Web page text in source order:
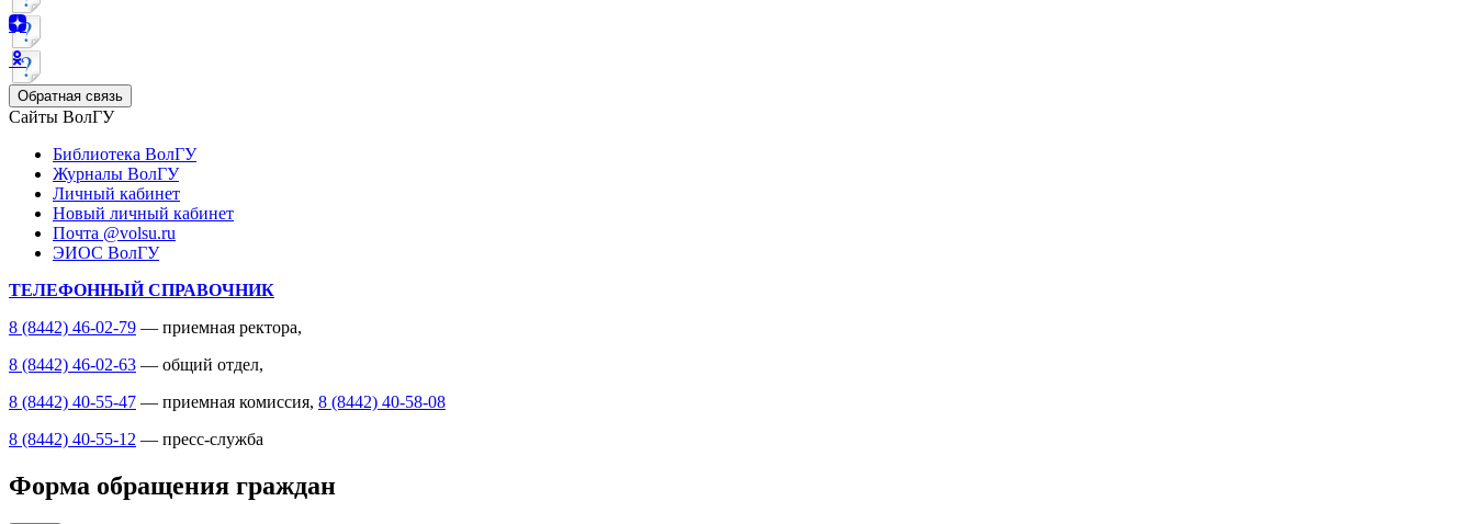
Обратная связь
Сайты ВолГУ
Библиотека ВолГУ
Журналы ВолГУ
Личный кабинет
Новый личный кабинет
Почта @volsu.ru
ЭИОС ВолГУ
ТЕЛЕФОННЫЙ СПРАВОЧНИК
8 (8442) 46-02-79 — приемная ректора,
8 (8442) 46-02-63 — общий отдел,
8 (8442) 40-55-47 — приемная комиссия, 8 (8442) 40-58-08
8 (8442) 40-55-12 — пресс-служба
Форма обращения граждан